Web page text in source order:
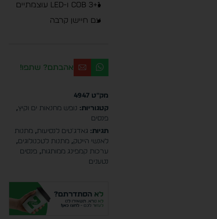
3+1 COB ו-LED עוצמתיים
עם חיישן קרבה
אהבתם? שתפו!
מק"ט 4947
קטגוריות: נופש מחנאות ים וקיץ,
פנסים
תגיות: גאדג'טים לנסיעות, מתנות
לאנשי הייטק, מתנות לטכנולוגים,
ערכות קמפינג ממותגות, פנסים
נטענים